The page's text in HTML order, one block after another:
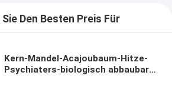
Den Besten Preis Für
Kern-Mandel-Acajoubaum-Hitze-
Psychiaters-biologisch abbaubare